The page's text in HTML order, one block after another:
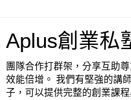
Aplus創業私
團隊合作打群架，分享互助
效能倍增。 我們有堅強的講
子，可以提供完整的創業課